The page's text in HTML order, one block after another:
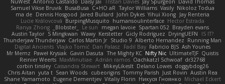
NuWest Antonio Castaldo Daisy Jai Tristan Davies Jay Spurgeon David Thomas
Samuel Vikse Bruvik BusaBusa C+HO aR Taylor Williams Vasily Nikoloz Todua
ma de Dennis Hosgood Jared Bullard John Dykes Yihui Xiong Jay Renteria
Lucie Královcová BurpingMusquito humansoulinterface Hector Estrada
Ranya Zhong
_Blobster_ Le sun megan lavoie Spartan 052 Brayden evans
Austin Taylor S Mingkwan Wawy Kerstetter Gicly Rodríguez DryingUEFN
IS IT?
Thunderjaw Thunderjaw Carlos Martin Jr Studio 9 Alberto Hernandez Running Man
Digital Ancients Vlajko Tomić Dan Palasz Fadil Bay Fabricio BJS Ash Younes
Mr Memz Paweł Krysiak Gavin Dasuta The Mighty KC Nifty Nic UltimateTJF Quistis
Reinier Weerts MaxMinutiae Adrián ramos Oachkatzl Schwoaf dr32768
corbin tinsley Cassandra Stewart MikeyLikesIt Delano Lowes doggybdog26
Chris Aitan yuta t Sean Woods cubeorigins Tommy Parish Just Rovin Austin Rea
Shane Yamamoto Eugene Dementjev Vitaliy Florin Никуся Гноянко Michael Eckert